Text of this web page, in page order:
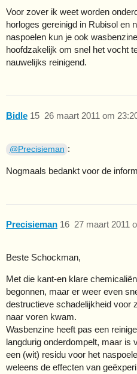
Voor zover ik weet worden
horloges gereinigd in Rubisol en
naspoelen kun je ook
hoofdzakelijk om snel het vocht
nauwelijks reinigend.
Bidle 26 maart 2011 om
15
@Precisieman :
Nogmaals bedankt voor de
Precisieman 27 maart 2011
16
Beste Schockman,
Met die kant-en klare
begonnen, maar er weer even
destructieve schadelijkheid voor
naar voren kwam.
Wasbenzine heeft pas een
langdurig onderdompelt, maar is
een (wit) residu voor het
weleens de effecten van